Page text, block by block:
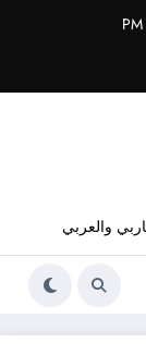
والعربي